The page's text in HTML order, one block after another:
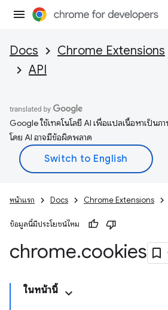
Docs Chrome Extensions
API
Google ใช้เทคโนโลยี AI เพื่อแปลเนื้อหาเป็น
โดย AI อาจมีข้อผิดพลาด
หน้าแรก Docs Chrome Extensions
ข้อมูลนี้มีประโยชน์ไหม
chrome.cookies
ในหน้านี้